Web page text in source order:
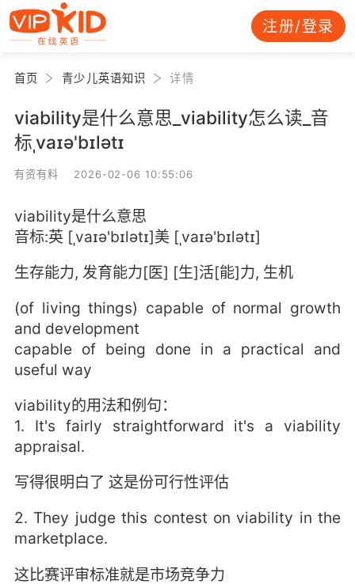
注册/登录
首页 青少儿英语知识 详情
viability是什么意思_viability怎么读_音
标ˌvaɪə'bɪlətɪ
有资有料 2026-02-06 10:55:06
viability是什么意思
音标:英 [ˌvaɪə'bɪlətɪ]美 [ˌvaɪə'bɪlətɪ]
生存能力, 发育能力[医] [生]活[能]力, 生机
(of living things) capable of normal growth
and development
capable of being done in a practical and
useful way
viability的用法和例句：
1. It's fairly straightforward it's a viability
appraisal.
写得很明白了 这是份可行性评估
2. They judge this contest on viability in the
marketplace.
这比赛评审标准就是市场竞争力